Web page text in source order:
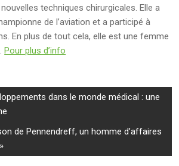
techniques chirurgicales. Elle a
de l’aviation et a participé à
En plus de tout cela, elle est une femme
Pour plus d’info
dans le monde médical : une
de Pennendreff, un homme d’affaires